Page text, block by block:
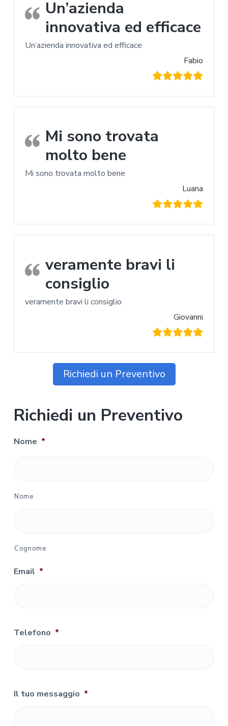
Un’azienda
innovativa ed efficace
Un’azienda innovativa ed efficace
Fabio
Mi sono trovata
molto bene
Mi sono trovata molto bene
Luana
veramente bravi li
consiglio
veramente bravi li consiglio
Giovanni
Richiedi un Preventivo
Richiedi un Preventivo
Nome *
Nome
Cognome
Email *
Telefono *
Il tuo messaggio *